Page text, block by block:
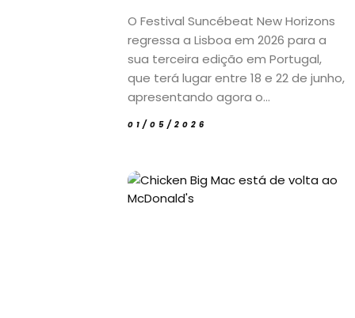
O Festival Suncébeat New Horizons
regressa a Lisboa em 2026 para a
sua terceira edição em Portugal,
que terá lugar entre 18 e 22 de junho,
apresentando agora o...
01/05/2026